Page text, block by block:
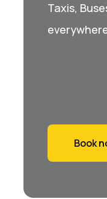
Taxis,
Book